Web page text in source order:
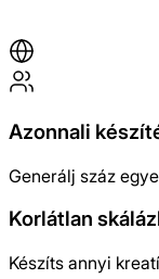
Azonnali
Generálj száz
Korlátlan
Készíts annyi